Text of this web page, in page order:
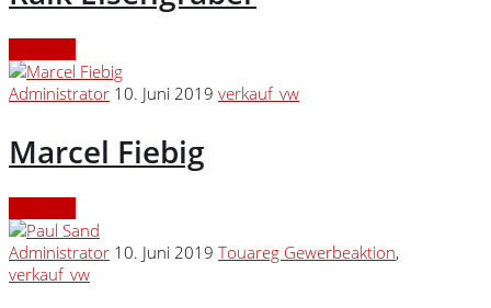
Administrator 10. Juni 2019 verkauf_vw
Marcel Fiebig
Administrator 10. Juni 2019 Touareg Gewerbeaktion,
verkauf_vw